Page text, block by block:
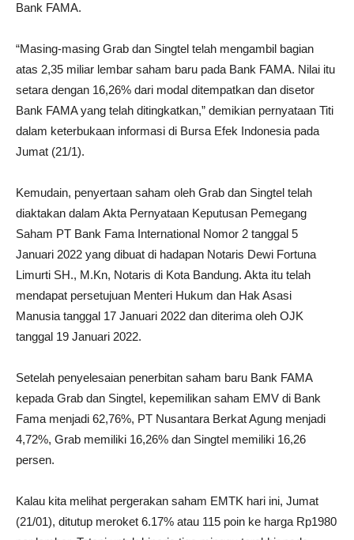
Bank FAMA.
“Masing-masing Grab dan Singtel telah mengambil bagian
atas 2,35 miliar lembar saham baru pada Bank FAMA. Nilai itu
setara dengan 16,26% dari modal ditempatkan dan disetor
Bank FAMA yang telah ditingkatkan,” demikian pernyataan Titi
dalam keterbukaan informasi di Bursa Efek Indonesia pada
Jumat (21/1).
Kemudain, penyertaan saham oleh Grab dan Singtel telah
diaktakan dalam Akta Pernyataan Keputusan Pemegang
Saham PT Bank Fama International Nomor 2 tanggal 5
Januari 2022 yang dibuat di hadapan Notaris Dewi Fortuna
Limurti SH., M.Kn, Notaris di Kota Bandung. Akta itu telah
mendapat persetujuan Menteri Hukum dan Hak Asasi
Manusia tanggal 17 Januari 2022 dan diterima oleh OJK
tanggal 19 Januari 2022.
Setelah penyelesaian penerbitan saham baru Bank FAMA
kepada Grab dan Singtel, kepemilikan saham EMV di Bank
Fama menjadi 62,76%, PT Nusantara Berkat Agung menjadi
4,72%, Grab memiliki 16,26% dan Singtel memiliki 16,26
persen.
Kalau kita melihat pergerakan saham EMTK hari ini, Jumat
(21/01), ditutup meroket 6.17% atau 115 poin ke harga Rp1980